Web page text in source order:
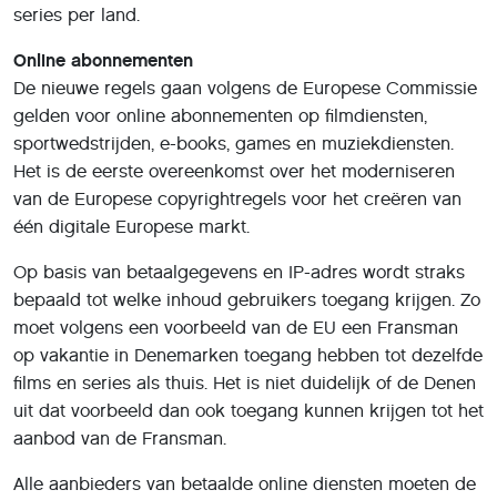
series per land.
Online abonnementen
De nieuwe regels gaan volgens de Europese Commissie
gelden voor online abonnementen op filmdiensten,
sportwedstrijden, e-books, games en muziekdiensten.
Het is de eerste overeenkomst over het moderniseren
van de Europese copyrightregels voor het creëren van
één digitale Europese markt.
Op basis van betaalgegevens en IP-adres wordt straks
bepaald tot welke inhoud gebruikers toegang krijgen. Zo
moet volgens een voorbeeld van de EU een Fransman
op vakantie in Denemarken toegang hebben tot dezelfde
films en series als thuis. Het is niet duidelijk of de Denen
uit dat voorbeeld dan ook toegang kunnen krijgen tot het
aanbod van de Fransman.
Alle aanbieders van betaalde online diensten moeten de